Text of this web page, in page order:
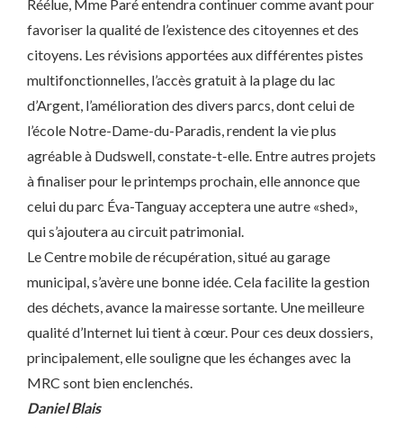
Réélue, Mme Paré entendra continuer comme avant pour
favoriser la qualité de l’existence des citoyennes et des
citoyens. Les révisions apportées aux différentes pistes
multifonctionnelles, l’accès gratuit à la plage du lac
d’Argent, l’amélioration des divers parcs, dont celui de
l’école Notre-Dame-du-Paradis, rendent la vie plus
agréable à Dudswell, constate-t-elle. Entre autres projets
à finaliser pour le printemps prochain, elle annonce que
celui du parc Éva-Tanguay acceptera une autre «shed»,
qui s’ajoutera au circuit patrimonial.
Le Centre mobile de récupération, situé au garage
municipal, s’avère une bonne idée. Cela facilite la gestion
des déchets, avance la mairesse sortante. Une meilleure
qualité d’Internet lui tient à cœur. Pour ces deux dossiers,
principalement, elle souligne que les échanges avec la
MRC sont bien enclenchés.
Daniel Blais